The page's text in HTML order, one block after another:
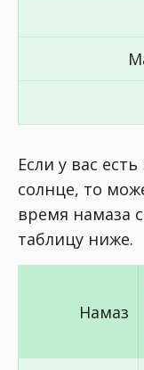
Если у вас
солнце, то
время намаза
таблицу ниже.
Намаз